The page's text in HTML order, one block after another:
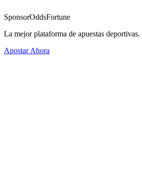
SponsorOddsFortune
La mejor plataforma de apuestas
Apostar Ahora